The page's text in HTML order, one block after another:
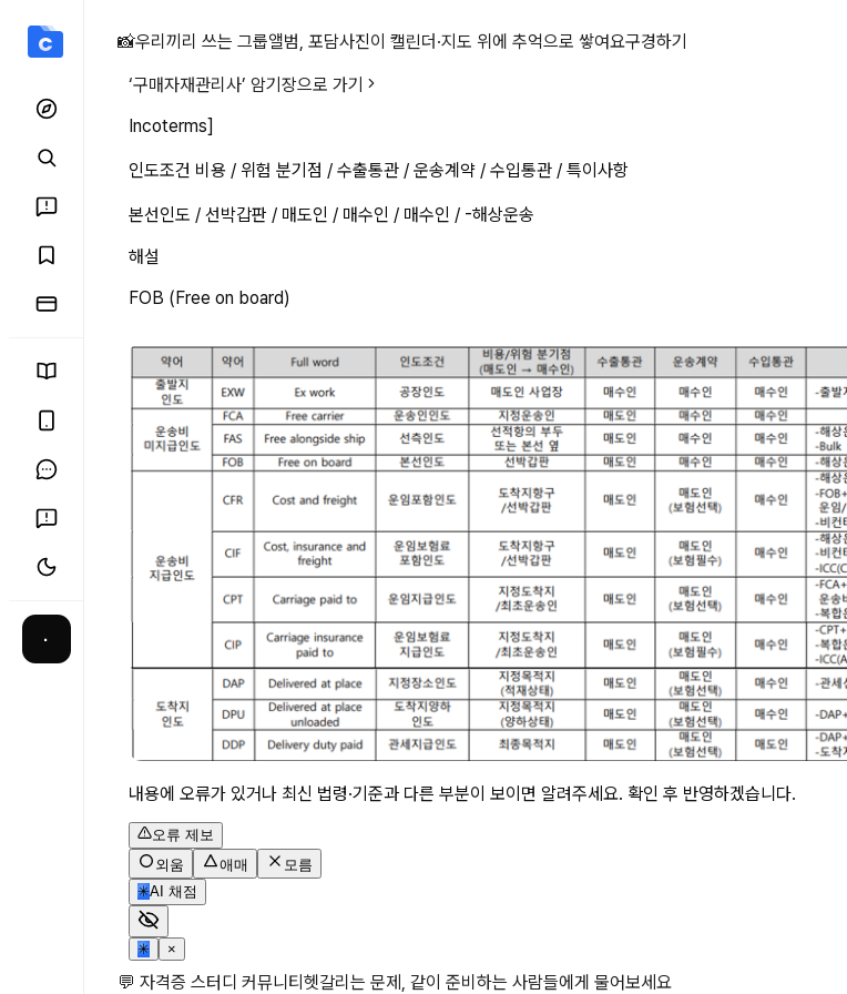
·
Incoterms]인도조건 비용 / 위험 분기점 / 수출통관 /
📸우리끼리 쓰는 그룹앨범, 포담사진이 캘린더·지도 위에 추억으로 쌓여요구경하기
‘구매자재관리사’ 암기장으로 가기
Incoterms]
인도조건 비용 / 위험 분기점 / 수출통관 / 운송계약 / 수입통관 / 특이사항
본선인도 / 선박갑판 / 매도인 / 매수인 / 매수인 / -해상운송
해설
FOB (Free on board)
내용에 오류가 있거나 최신 법령·기준과 다른 부분이 보이면 알려주세요. 확인 후 반영하겠습니다.
오류 제보
외움
애매
모름
✳AI 채점
✳ ×
💬 자격증 스터디 커뮤니티헷갈리는 문제, 같이 준비하는 사람들에게 물어보세요